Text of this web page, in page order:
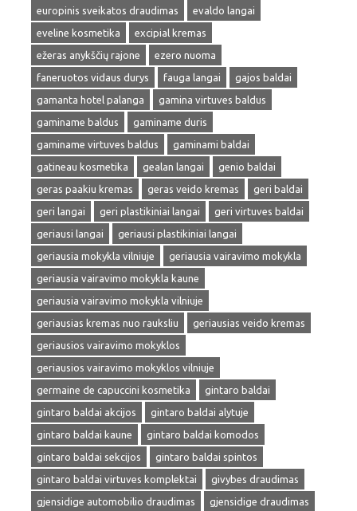
europinis sveikatos draudimas
evaldo langai
eveline kosmetika
excipial kremas
ežeras anykščių rajone
ezero nuoma
faneruotos vidaus durys
fauga langai
gajos baldai
gamanta hotel palanga
gamina virtuves baldus
gaminame baldus
gaminame duris
gaminame virtuves baldus
gaminami baldai
gatineau kosmetika
gealan langai
genio baldai
geras paakiu kremas
geras veido kremas
geri baldai
geri langai
geri plastikiniai langai
geri virtuves baldai
geriausi langai
geriausi plastikiniai langai
geriausia mokykla vilniuje
geriausia vairavimo mokykla
geriausia vairavimo mokykla kaune
geriausia vairavimo mokykla vilniuje
geriausias kremas nuo rauksliu
geriausias veido kremas
geriausios vairavimo mokyklos
geriausios vairavimo mokyklos vilniuje
germaine de capuccini kosmetika
gintaro baldai
gintaro baldai akcijos
gintaro baldai alytuje
gintaro baldai kaune
gintaro baldai komodos
gintaro baldai sekcijos
gintaro baldai spintos
gintaro baldai virtuves komplektai
givybes draudimas
gjensidige automobilio draudimas
gjensidige draudimas